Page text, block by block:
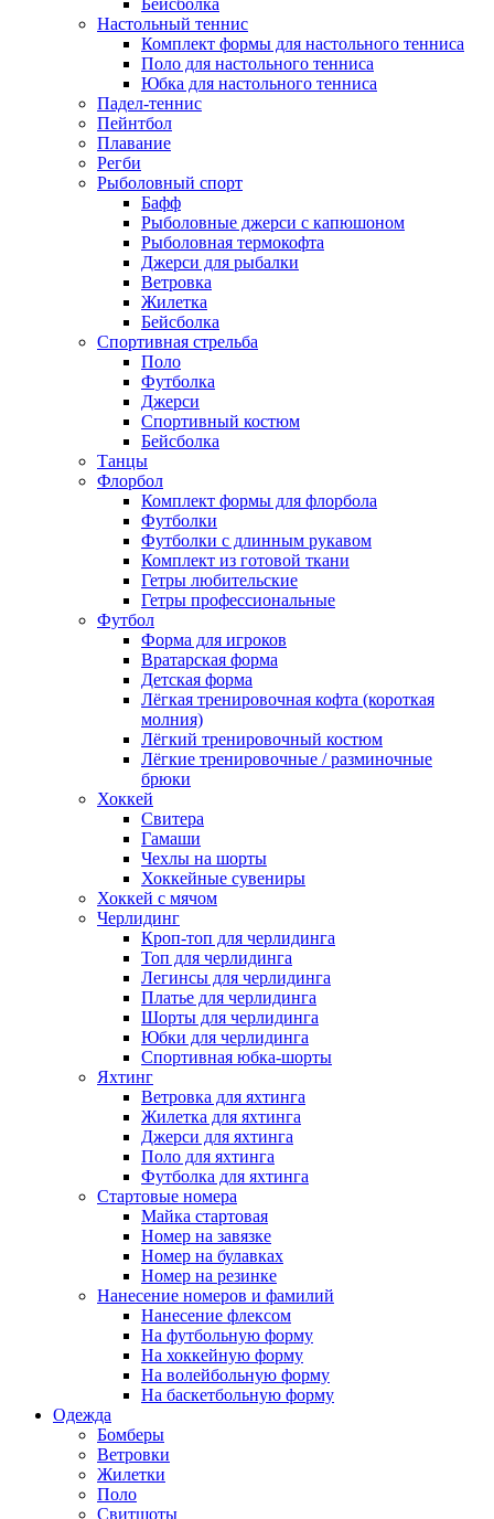
Бейсболка
Настольный теннис
Комплект формы для настольного тенниса
Поло для настольного тенниса
Юбка для настольного тенниса
Падел-теннис
Пейнтбол
Плавание
Регби
Рыболовный спорт
Бафф
Рыболовные джерси с капюшоном
Рыболовная термокофта
Джерси для рыбалки
Ветровка
Жилетка
Бейсболка
Спортивная стрельба
Поло
Футболка
Джерси
Спортивный костюм
Бейсболка
Танцы
Флорбол
Комплект формы для флорбола
Футболки
Футболки с длинным рукавом
Комплект из готовой ткани
Гетры любительские
Гетры профессиональные
Футбол
Форма для игроков
Вратарская форма
Детская форма
Лёгкая тренировочная кофта (короткая
молния)
Лёгкий тренировочный костюм
Лёгкие тренировочные / разминочные
брюки
Хоккей
Свитера
Гамаши
Чехлы на шорты
Хоккейные сувениры
Хоккей с мячом
Черлидинг
Кроп-топ для черлидинга
Топ для черлидинга
Легинсы для черлидинга
Платье для черлидинга
Шорты для черлидинга
Юбки для черлидинга
Спортивная юбка-шорты
Яхтинг
Ветровка для яхтинга
Жилетка для яхтинга
Джерси для яхтинга
Поло для яхтинга
Футболка для яхтинга
Стартовые номера
Майка стартовая
Номер на завязке
Номер на булавках
Номер на резинке
Нанесение номеров и фамилий
Нанесение флексом
На футбольную форму
На хоккейную форму
На волейбольную форму
На баскетбольную форму
Одежда
Бомберы
Ветровки
Жилетки
Поло
Свитшоты